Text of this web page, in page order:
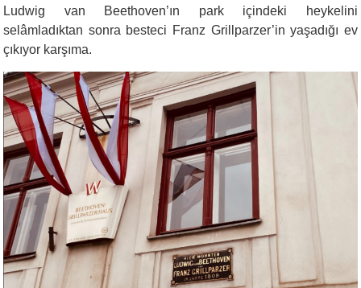
Ludwig van Beethoven’ın park içindeki heykelini
selâmladıktan sonra besteci Franz Grillparzer’in yaşadığı ev
çıkıyor karşıma.